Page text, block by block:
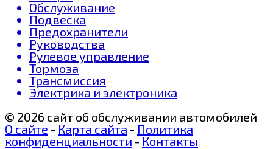
Обслуживание
Подвеска
Предохранители
Руководства
Рулевое управление
Тормоза
Трансмиссия
Электрика и электроника
© 2026 сайт об обслуживании автомобилей
О сайте - Карта сайта - Политика
конфиденциальности - Контакты